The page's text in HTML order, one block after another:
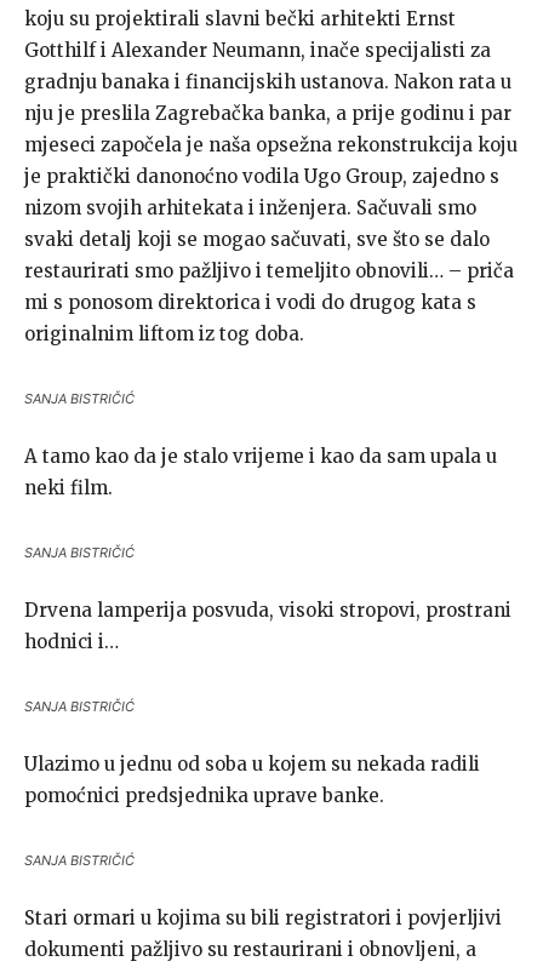
koju su projektirali slavni bečki arhitekti Ernst
Gotthilf i Alexander Neumann, inače specijalisti za
gradnju banaka i financijskih ustanova. Nakon rata u
nju je preslila Zagrebačka banka, a prije godinu i par
mjeseci započela je naša opsežna rekonstrukcija koju
je praktički danonoćno vodila Ugo Group, zajedno s
nizom svojih arhitekata i inženjera. Sačuvali smo
svaki detalj koji se mogao sačuvati, sve što se dalo
restaurirati smo pažljivo i temeljito obnovili… – priča
mi s ponosom direktorica i vodi do drugog kata s
originalnim liftom iz tog doba.
SANJA BISTRIČIĆ
A tamo kao da je stalo vrijeme i kao da sam upala u
neki film.
SANJA BISTRIČIĆ
Drvena lamperija posvuda, visoki stropovi, prostrani
hodnici i…
SANJA BISTRIČIĆ
Ulazimo u jednu od soba u kojem su nekada radili
pomoćnici predsjednika uprave banke.
SANJA BISTRIČIĆ
Stari ormari u kojima su bili registratori i povjerljivi
dokumenti pažljivo su restaurirani i obnovljeni, a